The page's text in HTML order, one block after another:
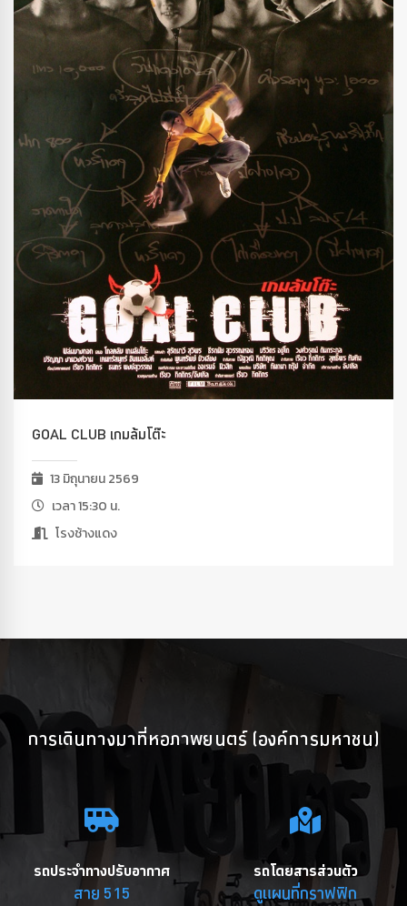
GOAL CLUB เกมล้มโต๊ะ
13 มิถุนายน 2569
เวลา 15:30 น.
โรงช้างแดง
การเดินทางมาที่หอภาพยนตร์ (องค์การมหาชน)
รถประจำทางปรับอากาศ
สาย 515
รถโดยสารส่วนตัว
ดูแผนที่กราฟฟิก